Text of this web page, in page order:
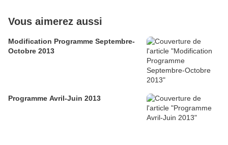
Vous aimerez aussi
Modification Programme Septembre-
Octobre 2013
Programme Avril-Juin 2013